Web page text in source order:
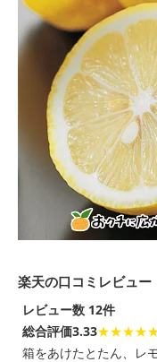
楽天の口コミレビュー
レビュー数 12件
総合評価3.33
箱をあけたとたん、レ